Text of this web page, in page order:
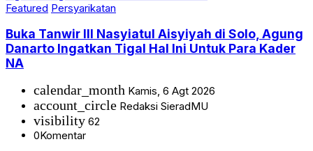
Featured Persyarikatan
Buka Tanwir III Nasyiatul Aisyiyah di Solo, Agung
Danarto Ingatkan Tigal Hal Ini Untuk Para Kader
NA
calendar_month Kamis, 6 Agt 2026
account_circle Redaksi SieradMU
visibility 62
0Komentar